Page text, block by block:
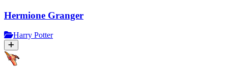
Hermione Granger
Harry Potter